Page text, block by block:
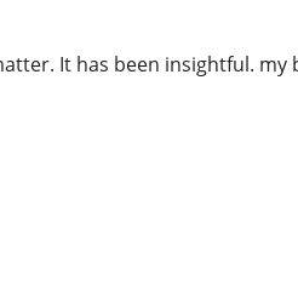
It has been insightful. my